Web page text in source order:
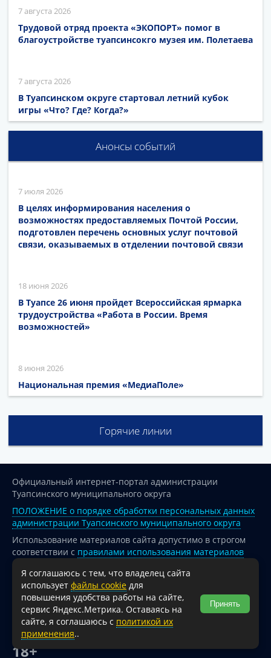
7 августа 2026
Трудовой отряд проекта «ЭКОПОРТ» помог в
благоустройстве туапсинсокго музея им. Полетаева
7 августа 2026
В Туапсинском округе стартовал летний кубок
игры «Что? Где? Когда?»
Анонсы событий
7 июля 2026
В целях информирования населения о
возможностях предоставляемых Почтой России,
подготовлен перечень основных услуг почтовой
связи, оказываемых в отделении почтовой связи
18 июня 2026
В Туапсе 26 июня пройдет Всероссийская ярмарка
трудоустройства «Работа в России. Время
возможностей»
8 июня 2026
Национальная премия «МедиаПоле»
Горячие линии
Официальный интернет-портал администрации
Туапсинского муниципального округа
ПОЛОЖЕНИЕ о порядке обработки персональных данных
администрации Туапсинского муниципального округа
Использование материалов сайта допустимо в строгом
соответствии с правилами использования материалов
опубликованных на сайте
При перепечатке и использовании информации ссылка
на источник обязательна.
Для сайтов и страниц сети Интернет обязательна
активная гиперссылка на официальный интернет-портал
администрации Туапсинского муниципального округа.
18+
Я соглашаюсь с тем, что владелец сайта
использует файлы cookie для
повышения удобства работы на сайте,
сервис Яндекс.Метрика. Оставаясь на
сайте, я соглашаюсь с политикой их
применения..
Принять